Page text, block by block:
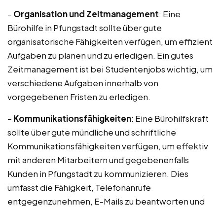
– Organisation und Zeitmanagement: Eine
Bürohilfe in Pfungstadt sollte über gute
organisatorische Fähigkeiten verfügen, um effizient
Aufgaben zu planen und zu erledigen. Ein gutes
Zeitmanagement ist bei Studentenjobs wichtig, um
verschiedene Aufgaben innerhalb von
vorgegebenen Fristen zu erledigen.
– Kommunikationsfähigkeiten: Eine Bürohilfskraft
sollte über gute mündliche und schriftliche
Kommunikationsfähigkeiten verfügen, um effektiv
mit anderen Mitarbeitern und gegebenenfalls
Kunden in Pfungstadt zu kommunizieren. Dies
umfasst die Fähigkeit, Telefonanrufe
entgegenzunehmen, E-Mails zu beantworten und